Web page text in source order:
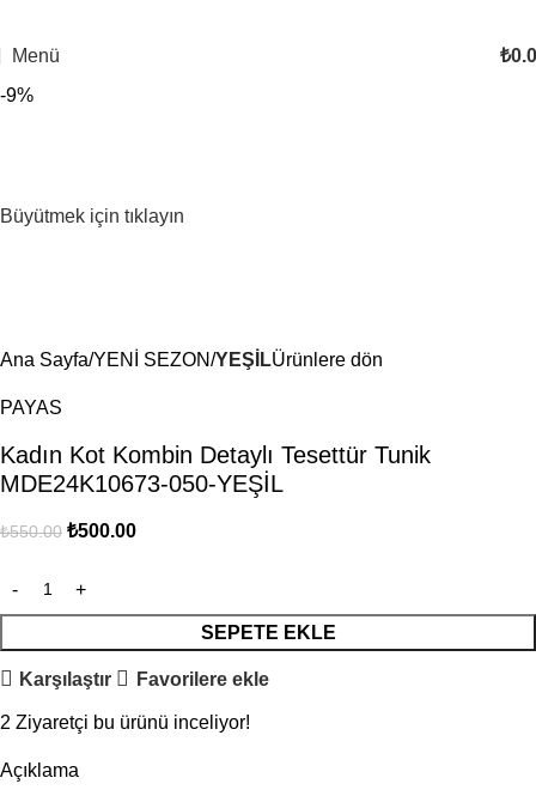
Menü ₺
-9%
Büyütmek için tıklayın
Ana Sayfa YENİ SEZON YEŞİLÜrünlere dön
PAYAS
Kadın Kot Kombin Detaylı Tesettür Tunik
MDE24K10673-050-YEŞİL
₺550.00 ₺500.00
SEPETE EKLE
Karşılaştır Favorilere ekle
2 Ziyaretçi bu ürünü inceliyor!
Açıklama